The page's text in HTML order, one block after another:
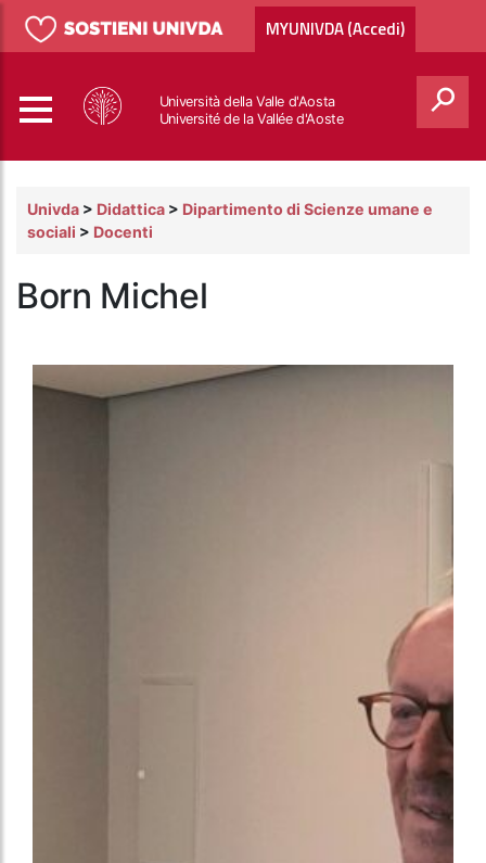
MYUNIVDA (Accedi)
Università della Valle d'Aosta
Université de la Vallée d'Aoste
Univda > Didattica > Dipartimento di Scienze umane e
sociali > Docenti
Born Michel